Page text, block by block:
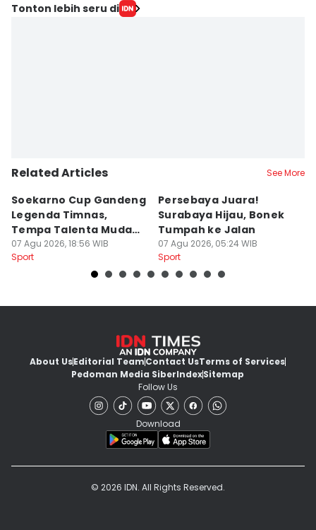
Tonton lebih seru di
Related Articles See More
Soekarno Cup Gandeng
Legenda Timnas,
Tempa Talenta Muda
Sepak Bola Indonesia
07 Agu 2026, 18:56 WIB
Sport
Persebaya Juara!
Surabaya Hijau, Bonek
Tumpah ke Jalan
07 Agu 2026, 05:24 WIB
Sport
About UsEditorial TeamContact UsTerms of Services
Pedoman Media SiberIndexSitemap
Follow Us
Download
© 2026 IDN. All Rights Reserved.